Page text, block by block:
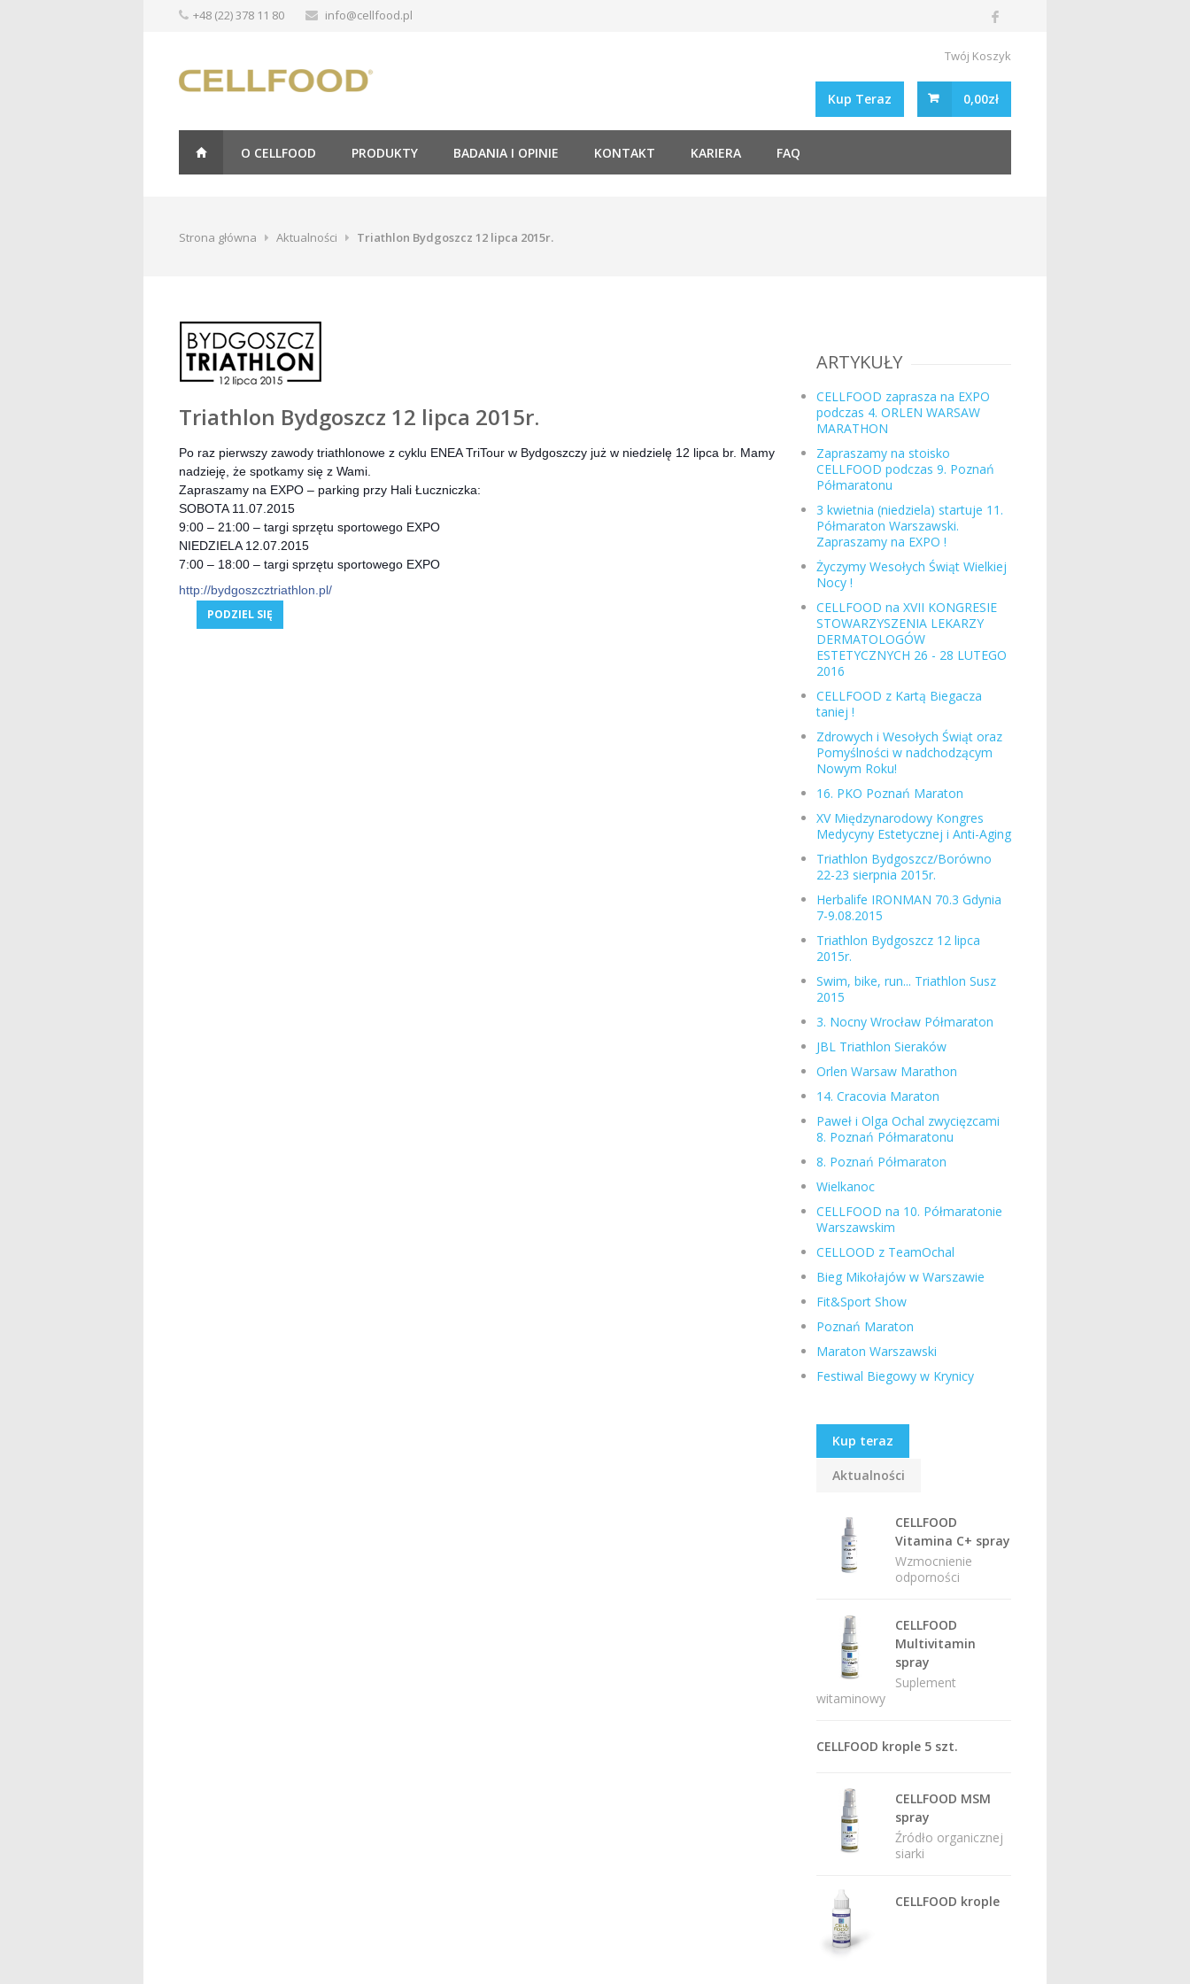
+48 (22) 378 11 80 info@cellfood.pl
Twój Koszyk
0,00zł
Kup Teraz
O CELLFOOD PRODUKTY BADANIA I OPINIE KONTAKT KARIERA FAQ
Strona główna Aktualności Triathlon Bydgoszcz 12 lipca 2015r.
Triathlon Bydgoszcz 12 lipca 2015r.
Po raz pierwszy zawody triathlonowe z cyklu ENEA TriTour w Bydgoszczy już w niedzielę 12 lipca br. Mamy
nadzieję, że spotkamy się z Wami.
Zapraszamy na EXPO – parking przy Hali Łuczniczka:
SOBOTA 11.07.2015
9:00 – 21:00 – targi sprzętu sportowego EXPO
NIEDZIELA 12.07.2015
7:00 – 18:00 – targi sprzętu sportowego EXPO
http://bydgoszcztriathlon.pl/
PODZIEL SIĘ
ARTYKUŁY
CELLFOOD zaprasza na EXPO
podczas 4. ORLEN WARSAW
MARATHON
Zapraszamy na stoisko
CELLFOOD podczas 9. Poznań
Półmaratonu
3 kwietnia (niedziela) startuje 11.
Półmaraton Warszawski.
Zapraszamy na EXPO !
Życzymy Wesołych Świąt Wielkiej
Nocy !
CELLFOOD na XVII KONGRESIE
STOWARZYSZENIA LEKARZY
DERMATOLOGÓW
ESTETYCZNYCH 26 - 28 LUTEGO
2016
CELLFOOD z Kartą Biegacza
taniej !
Zdrowych i Wesołych Świąt oraz
Pomyślności w nadchodzącym
Nowym Roku!
16. PKO Poznań Maraton
XV Międzynarodowy Kongres
Medycyny Estetycznej i Anti-Aging
Triathlon Bydgoszcz/Borówno
22-23 sierpnia 2015r.
Herbalife IRONMAN 70.3 Gdynia
7-9.08.2015
Triathlon Bydgoszcz 12 lipca
2015r.
Swim, bike, run... Triathlon Susz
2015
3. Nocny Wrocław Półmaraton
JBL Triathlon Sieraków
Orlen Warsaw Marathon
14. Cracovia Maraton
Paweł i Olga Ochal zwycięzcami
8. Poznań Półmaratonu
8. Poznań Półmaraton
Wielkanoc
CELLFOOD na 10. Półmaratonie
Warszawskim
CELLOOD z TeamOchal
Bieg Mikołajów w Warszawie
Fit&Sport Show
Poznań Maraton
Maraton Warszawski
Festiwal Biegowy w Krynicy
Kup teraz
Aktualności
CELLFOOD
Vitamina C+ spray
Wzmocnienie
odporności
CELLFOOD
Multivitamin
spray
Suplement
witaminowy
CELLFOOD krople 5 szt.
CELLFOOD MSM
spray
Źródło organicznej
siarki
CELLFOOD krople